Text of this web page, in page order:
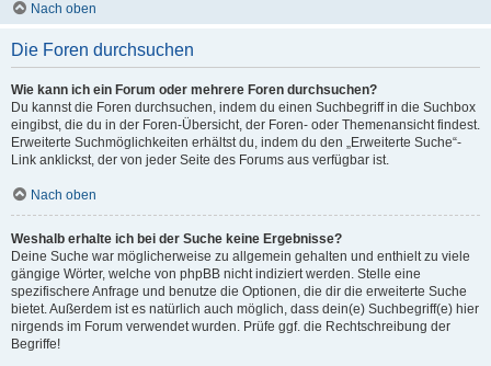
Nach oben
Die Foren durchsuchen
Wie kann ich ein Forum oder mehrere Foren durchsuchen?
Du kannst die Foren durchsuchen, indem du einen Suchbegriff in die Suchbox
eingibst, die du in der Foren-Übersicht, der Foren- oder Themenansicht findest.
Erweiterte Suchmöglichkeiten erhältst du, indem du den „Erweiterte Suche“-
Link anklickst, der von jeder Seite des Forums aus verfügbar ist.
Nach oben
Weshalb erhalte ich bei der Suche keine Ergebnisse?
Deine Suche war möglicherweise zu allgemein gehalten und enthielt zu viele
gängige Wörter, welche von phpBB nicht indiziert werden. Stelle eine
spezifischere Anfrage und benutze die Optionen, die dir die erweiterte Suche
bietet. Außerdem ist es natürlich auch möglich, dass dein(e) Suchbegriff(e) hier
nirgends im Forum verwendet wurden. Prüfe ggf. die Rechtschreibung der
Begriffe!